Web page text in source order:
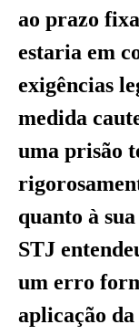
ao prazo
estaria em
exigências
medida
uma prisão
quanto à
STJ
um erro
aplicação da